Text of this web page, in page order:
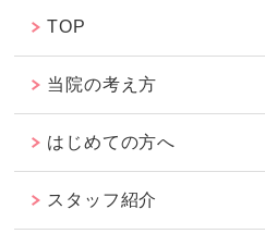
TOP
当院の考え方
はじめての方へ
スタッフ紹介